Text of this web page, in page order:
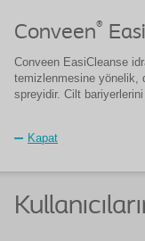
Conveen®
Conveen EasiCleanse
temizlenmesine yönelik,
spreyidir. Cilt bariyerlerini
Kapat